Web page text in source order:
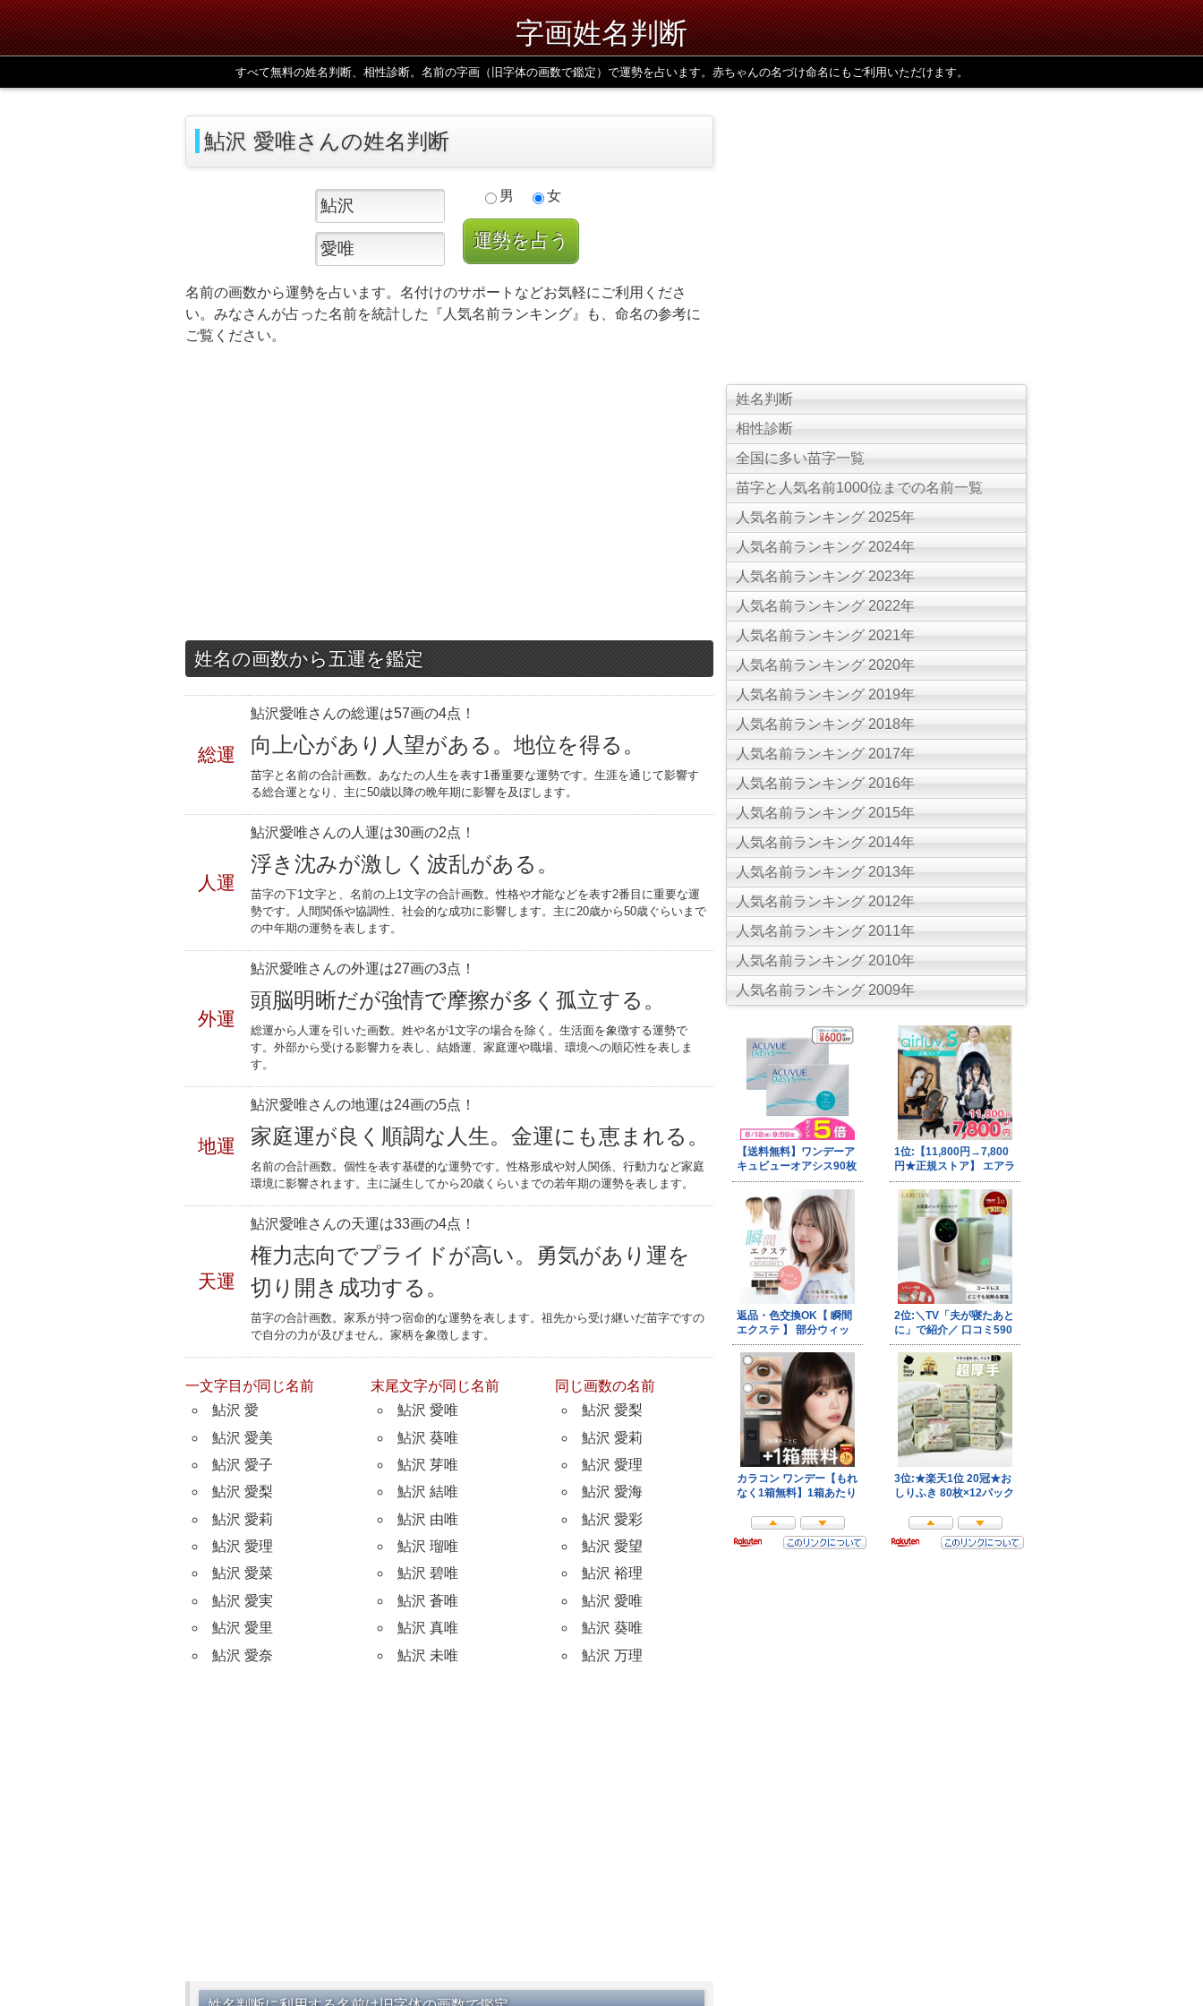
字画姓名判断
すべて無料の姓名判断、相性診断。名前の字画（旧字体の画数で鑑定）で運勢を占います。赤ちゃんの名づけ命名にもご利用いただけます。
鮎沢 愛唯さんの姓名判断
男 女
名前の画数から運勢を占います。名付けのサポートなどお気軽にご利用くださ
い。みなさんが占った名前を統計した『人気名前ランキング』も、命名の参考に
ご覧ください。
姓名の画数から五運を鑑定
総運
鮎沢愛唯さんの総運は57画の4点！
向上心があり人望がある。地位を得る。
苗字と名前の合計画数。あなたの人生を表す1番重要な運勢です。生涯を通じて影響す
る総合運となり、主に50歳以降の晩年期に影響を及ぼします。
人運
鮎沢愛唯さんの人運は30画の2点！
浮き沈みが激しく波乱がある。
苗字の下1文字と、名前の上1文字の合計画数。性格や才能などを表す2番目に重要な運
勢です。人間関係や協調性、社会的な成功に影響します。主に20歳から50歳ぐらいまで
の中年期の運勢を表します。
外運
鮎沢愛唯さんの外運は27画の3点！
頭脳明晰だが強情で摩擦が多く孤立する。
総運から人運を引いた画数。姓や名が1文字の場合を除く。生活面を象徴する運勢で
す。外部から受ける影響力を表し、結婚運、家庭運や職場、環境への順応性を表しま
す。
地運
鮎沢愛唯さんの地運は24画の5点！
家庭運が良く順調な人生。金運にも恵まれる。
名前の合計画数。個性を表す基礎的な運勢です。性格形成や対人関係、行動力など家庭
環境に影響されます。主に誕生してから20歳くらいまでの若年期の運勢を表します。
天運
鮎沢愛唯さんの天運は33画の4点！
権力志向でプライドが高い。勇気があり運を
切り開き成功する。
苗字の合計画数。家系が持つ宿命的な運勢を表します。祖先から受け継いだ苗字ですの
で自分の力が及びません。家柄を象徴します。
一文字目が同じ名前
鮎沢 愛
鮎沢 愛美
鮎沢 愛子
鮎沢 愛梨
鮎沢 愛莉
鮎沢 愛理
鮎沢 愛菜
鮎沢 愛実
鮎沢 愛里
鮎沢 愛奈
末尾文字が同じ名前
鮎沢 愛唯
鮎沢 葵唯
鮎沢 芽唯
鮎沢 結唯
鮎沢 由唯
鮎沢 瑠唯
鮎沢 碧唯
鮎沢 蒼唯
鮎沢 真唯
鮎沢 未唯
同じ画数の名前
鮎沢 愛梨
鮎沢 愛莉
鮎沢 愛理
鮎沢 愛海
鮎沢 愛彩
鮎沢 愛望
鮎沢 裕理
鮎沢 愛唯
鮎沢 葵唯
鮎沢 万理
姓名判断
相性診断
全国に多い苗字一覧
苗字と人気名前1000位までの名前一覧
人気名前ランキング 2025年
人気名前ランキング 2024年
人気名前ランキング 2023年
人気名前ランキング 2022年
人気名前ランキング 2021年
人気名前ランキング 2020年
人気名前ランキング 2019年
人気名前ランキング 2018年
人気名前ランキング 2017年
人気名前ランキング 2016年
人気名前ランキング 2015年
人気名前ランキング 2014年
人気名前ランキング 2013年
人気名前ランキング 2012年
人気名前ランキング 2011年
人気名前ランキング 2010年
人気名前ランキング 2009年